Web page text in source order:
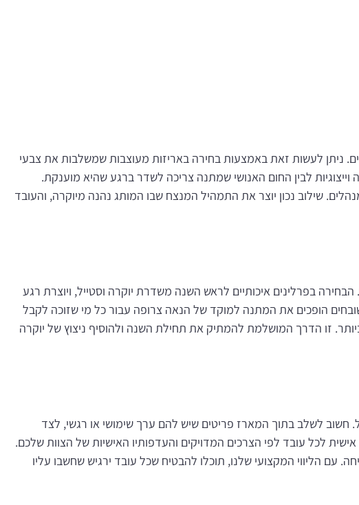
ניתן לעשות זאת באמצעות בחירה באריזות מעוצבות שמשלבות את צבעי
לבין החום האנושי שמתנה צריכה לשדר ברגע שהיא מוענקת.
שילוב נכון יוצר את התמהיל המנצח שבו המותג נהנה מיוקרה, והעובד
בפרלינים איכותיים לראש השנה משדרת יוקרה וסטייל, ויוצרת רגע
הופכים את המתנה למוקד של הנאה צרופה עבור כל מי שזוכה לקבל
זו הדרך המושלמת להמתיק את תחילת השנה ולהוסיף ניצוץ של יוקרה
חשוב לשלב בתוך המארז פריטים שיש להם ערך שימושי או רגשי, לצד
לכל עובד לפי הצרכים המדויקים והעדפותיו האישיות של הצוות שלכם.
הליווי המקצועי שלנו, תוכלו להבטיח שכל עובד ירגיש שחשבו עליו